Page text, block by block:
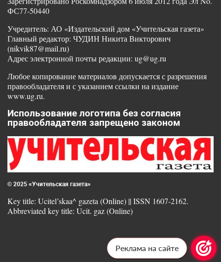
ФС77-50440
Учредитель: АО «Издательский дом «Учительская газета»
Главный редактор: ЧУДИН Никита Викторович
(nikvik87@mail.ru)
Адрес электронной почты редакции: ug@ug.ru
Любое копирование материалов допускается с разрешения
правообладателя и с указанием ссылки на издание
www.ug.ru.
Использование логотипа без согласия
правообладателя запрещено законом
© 2025 «Учительская газета»
Key title: Ucitel’skaa^ gazeta (Online) || ISSN 1607-2162.
Abbreviated key title: Ucit. gaz (Online)
Реклама на сайте